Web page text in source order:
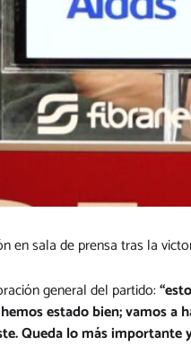
en sala de prensa tras la
general del partido:
estado bien; vamos
Queda lo más importante